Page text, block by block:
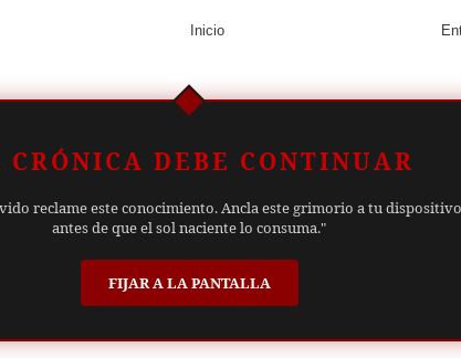
Inicio
CRÓNICA DEBE CONTINUAR
reclame este conocimiento. Ancla este grimorio a tu
antes de que el sol naciente lo consuma."
FIJAR A LA PANTALLA